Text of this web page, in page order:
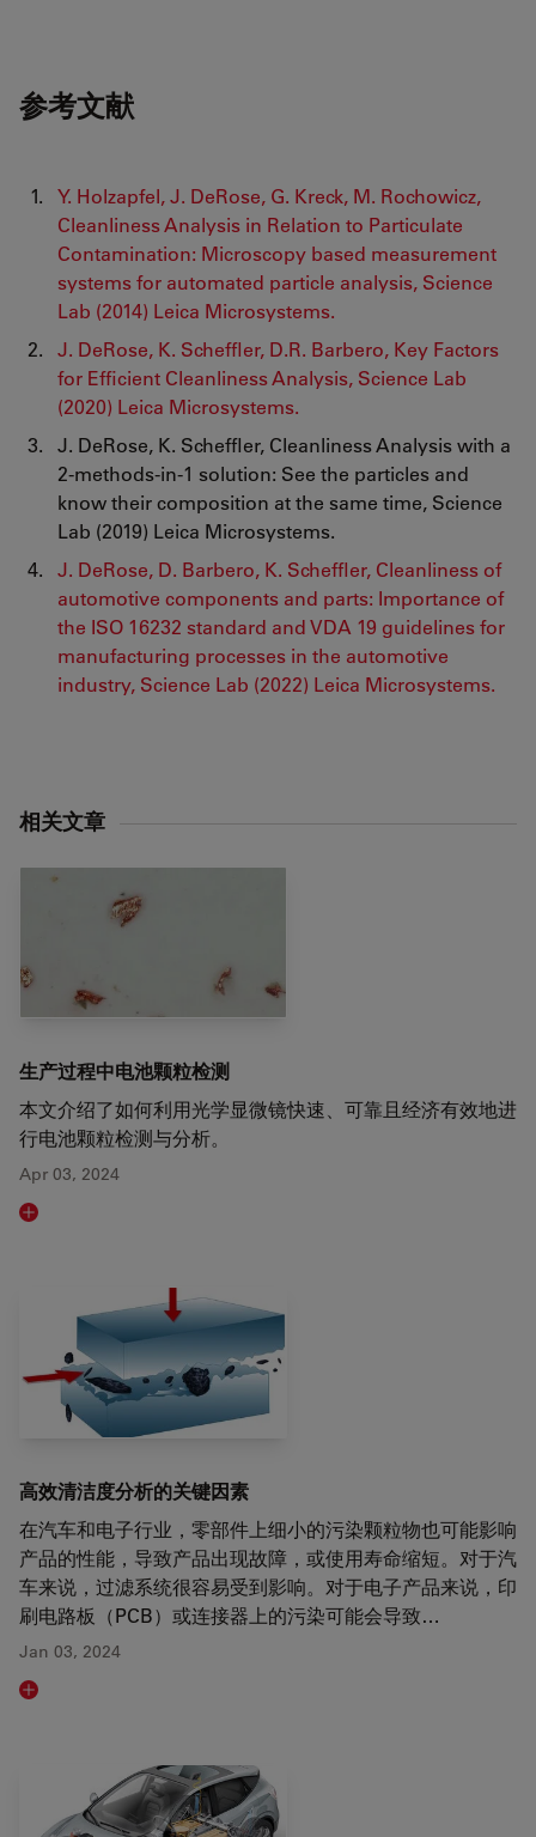
参考文献
Y. Holzapfel, J. DeRose, G. Kreck, M. Rochowicz,
Cleanliness Analysis in Relation to Particulate
Contamination: Microscopy based measurement
systems for automated particle analysis, Science
Lab (2014) Leica Microsystems.
J. DeRose, K. Scheffler, D.R. Barbero, Key Factors
for Efficient Cleanliness Analysis, Science Lab
(2020) Leica Microsystems.
J. DeRose, K. Scheffler, Cleanliness Analysis with a
2-methods-in-1 solution: See the particles and
know their composition at the same time, Science
Lab (2019) Leica Microsystems.
J. DeRose, D. Barbero, K. Scheffler, Cleanliness of
automotive components and parts: Importance of
the ISO 16232 standard and VDA 19 guidelines for
manufacturing processes in the automotive
industry, Science Lab (2022) Leica Microsystems.
相关文章
生产过程中电池颗粒检测
本文介绍了如何利用光学显微镜快速、可靠且经济有效地进
行电池颗粒检测与分析。
Apr 03, 2024
Read article
高效清洁度分析的关键因素
在汽车和电子行业，零部件上细小的污染颗粒物也可能影响
产品的性能，导致产品出现故障，或使用寿命缩短。对于汽
车来说，过滤系统很容易受到影响。对于电子产品来说，印
刷电路板（PCB）或连接器上的污染可能会导致…
Jan 03, 2024
Read article